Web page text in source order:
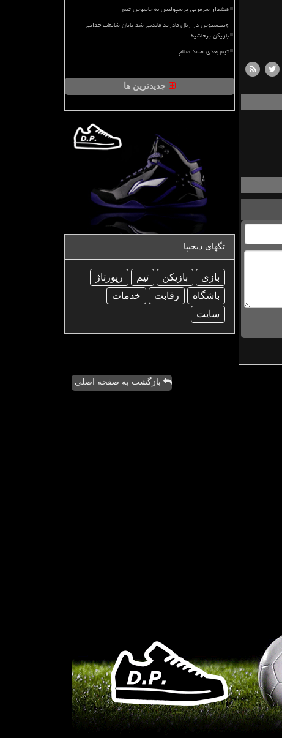
هشدار سرمربی پرسپولیس به جاسوس تیم
وینیسیوس در رئال مادرید ماندنی شد پایان شایعات جدایی
بازیکن پرحاشیه
تیم بعدی محمد صلاح
جدیدترین ها
تگهای دیجیپا
بازی بازیكن تیم
رپورتاژ
باشگاه
رقابت
خدمات
سایت
بازگشت به صفحه اصلی